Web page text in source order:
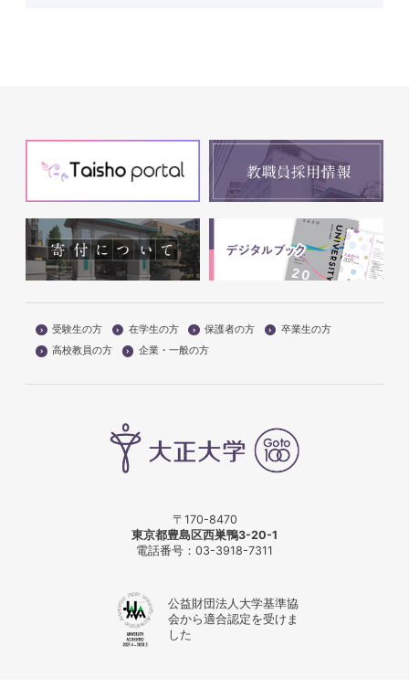
受験生の方 在学生の方 保護者の方
卒業生の方
高校教員の方
企業・一般の方
〒170-8470
東京都豊島区西巣鴨3-20-1
電話番号： 03-3918-7311
公益財団法人大学基準協
会から適合認定を受けま
した